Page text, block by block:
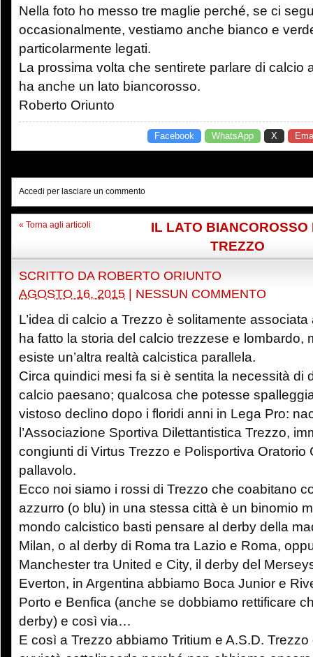
Nella foto ho messo tre maglie perché, se ci
occasionalmente, vestiamo anche bianco e
particolarmente legati.
La prossima volta che sentirete parlare di calcio
ha anche un lato biancorosso.
Roberto Oriunto
Facebook WhatsApp X
Accedi per lasciare un commento
« Torna agli articoli
IL LATO BIANCOROSSO
TREZZO
SCRITTO DA ROBERTO ORIUNTO
AGOSTO 16, 2015
NESSUN COMMENTO
L’idea di calcio a Trezzo è solitamente
ha fatto la storia del calcio trezzese e lombardo,
esiste un’altra realtà calcistica parallela.
Circa quindici mesi fa si è sentita la necessità di
calcio paesano; qualcosa che potesse
vistoso declino dopo i floridi anni in Lega Pro:
l’Associazione Sportiva Dilettantistica Trezzo,
congiunti di Virtus Trezzo e Polisportiva Oratorio
pallavolo.
Ecco noi siamo i rossi di Trezzo che coabitano
azzurro (o blu) in una stessa città è un binomio
mondo calcistico basti pensare al derby della
Milan, o al derby di Roma tra Lazio e Roma,
Manchester tra United e City, il derby del
Everton, in Argentina abbiamo Boca Junior e
Porto e Benfica (anche se dobbiamo rettificare
derby) e così via…
E così a Trezzo abbiamo Tritium e A.S.D.